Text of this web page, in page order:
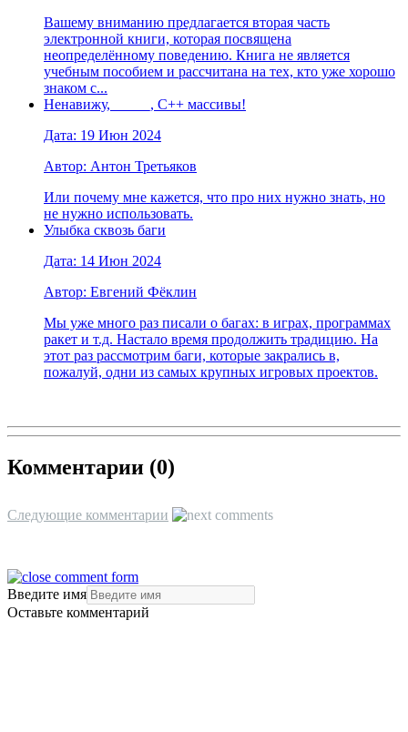
Вашему вниманию предлагается вторая часть
электронной книги, которая посвящена
неопределённому поведению. Книга не является
учебным пособием и рассчитана на тех, кто уже хорошо
знаком с...
Ненавижу, _____, C++ массивы!
Дата: 19 Июн 2024
Автор: Антон Третьяков
Или почему мне кажется, что про них нужно знать, но
не нужно использовать.
Улыбка сквозь баги
Дата: 14 Июн 2024
Автор: Евгений Фёклин
Мы уже много раз писали о багах: в играх, программах
ракет и т.д. Настало время продолжить традицию. На
этот раз рассмотрим баги, которые закрались в,
пожалуй, одни из самых крупных игровых проектов.
Комментарии (0)
Следующие комментарии
Введите имя
Оставьте комментарий